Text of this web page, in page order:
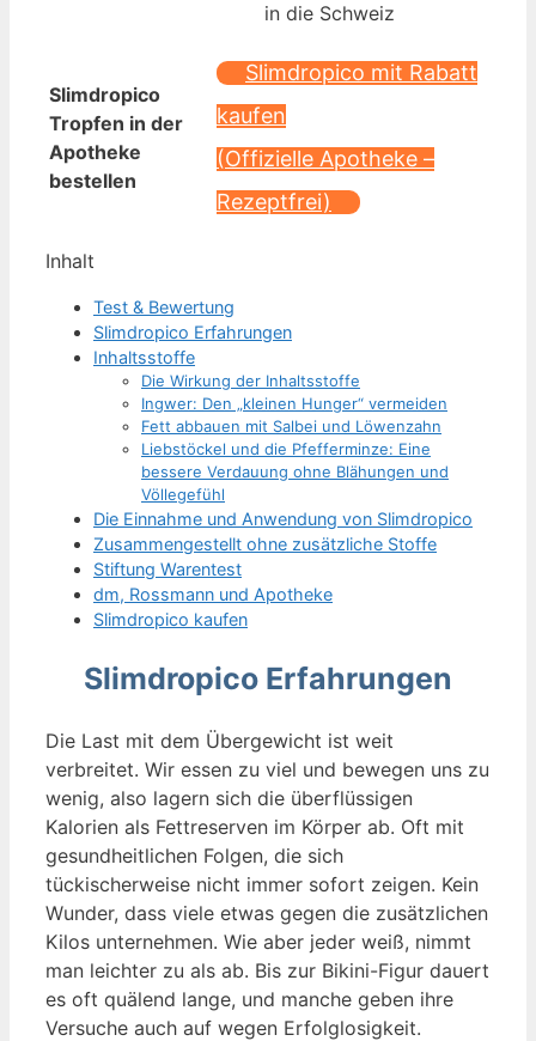
in die Schweiz
Slimdropico
Tropfen in der
Apotheke
bestellen
Slimdropico mit Rabatt
kaufen
(Offizielle Apotheke –
Rezeptfrei)
Inhalt
Test & Bewertung
Slimdropico Erfahrungen
Inhaltsstoffe
Die Wirkung der Inhaltsstoffe
Ingwer: Den „kleinen Hunger“ vermeiden
Fett abbauen mit Salbei und Löwenzahn
Liebstöckel und die Pfefferminze: Eine
bessere Verdauung ohne Blähungen und
Völlegefühl
Die Einnahme und Anwendung von Slimdropico
Zusammengestellt ohne zusätzliche Stoffe
Stiftung Warentest
dm, Rossmann und Apotheke
Slimdropico kaufen
Slimdropico Erfahrungen
Die Last mit dem Übergewicht ist weit
verbreitet. Wir essen zu viel und bewegen uns zu
wenig, also lagern sich die überflüssigen
Kalorien als Fettreserven im Körper ab. Oft mit
gesundheitlichen Folgen, die sich
tückischerweise nicht immer sofort zeigen. Kein
Wunder, dass viele etwas gegen die zusätzlichen
Kilos unternehmen. Wie aber jeder weiß, nimmt
man leichter zu als ab. Bis zur Bikini-Figur dauert
es oft quälend lange, und manche geben ihre
Versuche auch auf wegen Erfolglosigkeit.